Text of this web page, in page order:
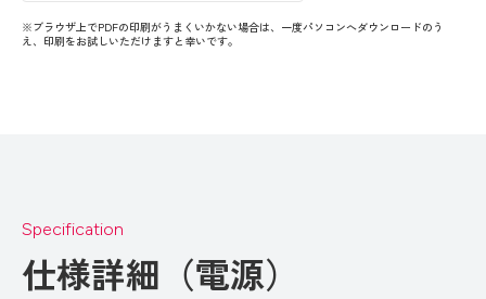
※ブラウザ上でPDFの印刷がうまくいかない場合は、一度パソコンへダウンロードのう
え、印刷をお試しいただけますと幸いです。
Specification
仕様詳細（電源）